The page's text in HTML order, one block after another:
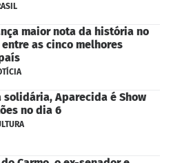
maior nota da história no
as cinco melhores
solidária, Aparecida é Show
no dia 6